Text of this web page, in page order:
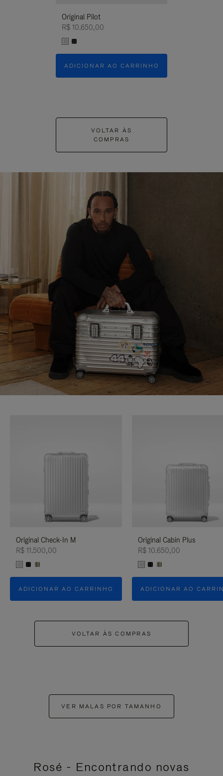
Original Pilot
R$ 10.650,00
ADICIONAR AO CARRINHO
VOLTAR ÀS
COMPRAS
Original Check-In M
R$ 11.500,00
ADICIONAR AO CARRINHO
Original Cabin Plus
R$ 10.650,00
ADICIONAR AO
VOLTAR ÀS COMPRAS
VER MALAS POR TAMANHO
Rosé - Encontrando novas